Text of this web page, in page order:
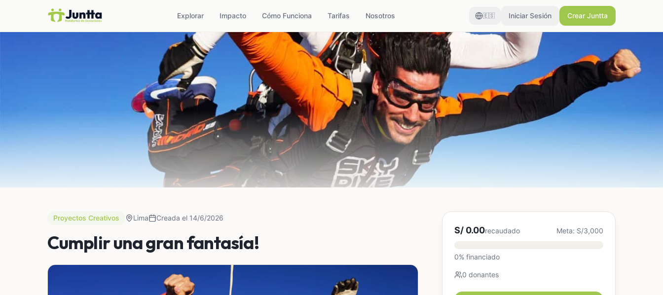
Explorar Impacto Cómo Funciona Tarifas Nosotros 🇪🇸 Iniciar Sesión Crear Juntta
Proyectos Creativos Lima Creada el 14/6/2026
Cumplir una gran fantasía!
S/ 0.00recaudado Meta: S/3,000
0% financiado
0 donantes